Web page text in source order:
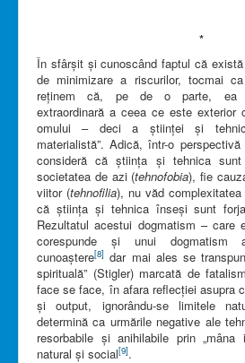
*
În sfârșit și cunoscând faptul că
de minimizare a riscurilor, tocmai
reținem că, pe de o parte, ea
extraordinară a ceea ce este exterior
omului – deci a științei și
materialistă”. Adică, într-o perspectivă
consideră că știința și tehnica
societatea de azi (tehnofobia), fie
viitor (tehnofilia), nu văd
că știința și tehnica înseși sunt
Rezultatul acestui dogmatism – care
corespunde și unui dogmatism
cunoaștere[8] dar mai ales se
spirituală” (Stigler) marcată de
face se face, în afara reflecției asupra
și output, ignorându-se limitele
determină ca urmările negative ale
resorbabile și anihilabile prin „mâna
natural și social[9].